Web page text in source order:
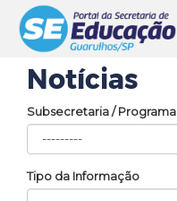
Notícias
Subsecretaria / Programa
Tipo da Informação